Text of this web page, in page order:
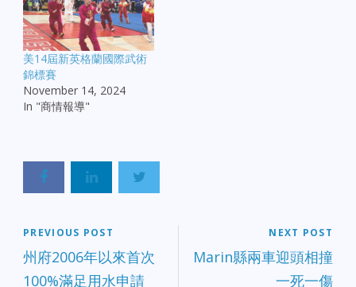
美14屆新英格蘭國際武術
錦標賽
November 14, 2024
In "商情報導"
PREVIOUS POST
州府2006年以來首次
100%滿足用水申請
NEXT POST
Marin縣兩車迎頭相撞
一死一傷